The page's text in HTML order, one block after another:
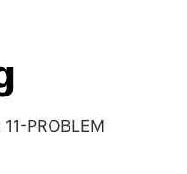
PROBLEM